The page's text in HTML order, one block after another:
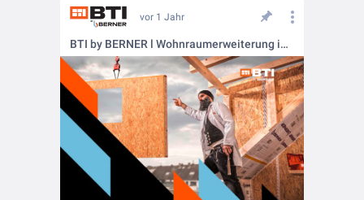
vor 1 Jahr
BTI by BERNER l Wohnraumerweiterung im Dachgeschoss